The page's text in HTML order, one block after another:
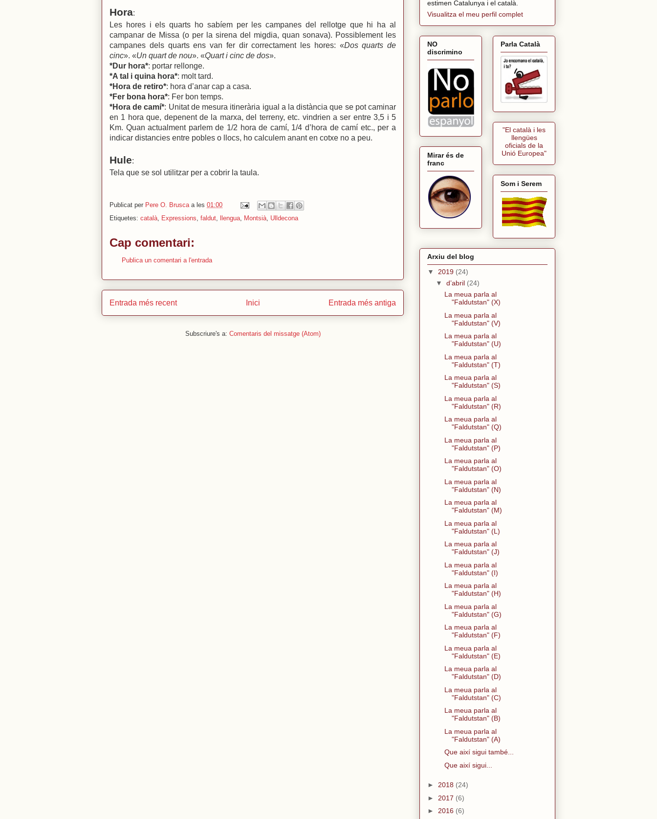
Hora:
Les hores i els quarts ho sabíem per les campanes del rellotge que hi ha al
campanar de Missa (o per la sirena del migdia, quan sonava). Possiblement les
campanes dels quarts ens van fer dir correctament les hores: «Dos quarts de
cinc». «Un quart de nou». «Quart i cinc de dos».
*Dur hora*: portar rellonge.
*A tal i quina hora*: molt tard.
*Hora de retiro*: hora d’anar cap a casa.
*Fer bona hora*: Fer bon temps.
*Hora de camí*: Unitat de mesura itinerària igual a la distància que se pot caminar
en 1 hora que, depenent de la marxa, del terreny, etc. vindrien a ser entre 3,5 i 5
Km. Quan actualment parlem de 1/2 hora de camí, 1/4 d’hora de camí etc., per a
indicar distancies entre pobles o llocs, ho calculem anant en cotxe no a peu.
Hule:
Tela que se sol utilitzar per a cobrir la taula.
Publicat per Pere O. Brusca a les 01:00
Etiquetes: català, Expressions, faldut, llengua, Montsià, Ulldecona
Cap comentari:
Publica un comentari a l'entrada
Entrada més recent Entrada més antiga
Inici
Subscriure's a: Comentaris del missatge (Atom)
estimen Catalunya i el català.
Visualitza el meu perfil complet
NO
discrimino
Mirar és de
franc
Parla Català
"El català i les
llengües
oficials de la
Unió Europea"
Som i Serem
Arxiu del blog
▼ 2019 (24)
▼ d’abril (24)
La meua parla al
"Faldutstan" (X)
La meua parla al
"Faldutstan" (V)
La meua parla al
"Faldutstan" (U)
La meua parla al
"Faldutstan" (T)
La meua parla al
"Faldutstan" (S)
La meua parla al
"Faldutstan" (R)
La meua parla al
"Faldutstan" (Q)
La meua parla al
"Faldutstan" (P)
La meua parla al
"Faldutstan" (O)
La meua parla al
"Faldutstan" (N)
La meua parla al
"Faldutstan" (M)
La meua parla al
"Faldutstan" (L)
La meua parla al
"Faldutstan" (J)
La meua parla al
"Faldutstan" (I)
La meua parla al
"Faldutstan" (H)
La meua parla al
"Faldutstan" (G)
La meua parla al
"Faldutstan" (F)
La meua parla al
"Faldutstan" (E)
La meua parla al
"Faldutstan" (D)
La meua parla al
"Faldutstan" (C)
La meua parla al
"Faldutstan" (B)
La meua parla al
"Faldutstan" (A)
Que així sigui també...
Que així sigui...
► 2018 (24)
► 2017 (6)
► 2016 (6)